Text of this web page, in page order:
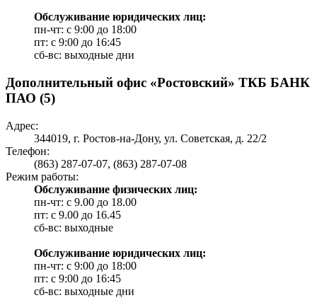
Обслуживание юридических лиц:
пн-чт: с 9:00 до 18:00
пт: c 9:00 до 16:45
сб-вс: выходные дни
Дополнительный офис «Ростовский» ТКБ БАНК
ПАО (5)
Адрес:
344019, г. Ростов-на-Дону, ул. Советская, д. 22/2
Телефон:
(863) 287-07-07, (863) 287-07-08
Режим работы:
Обслуживание физических лиц:
пн-чт: с 9.00 до 18.00
пт: c 9.00 до 16.45
сб-вс: выходные
Обслуживание юридических лиц:
пн-чт: с 9:00 до 18:00
пт: c 9:00 до 16:45
сб-вс: выходные дни